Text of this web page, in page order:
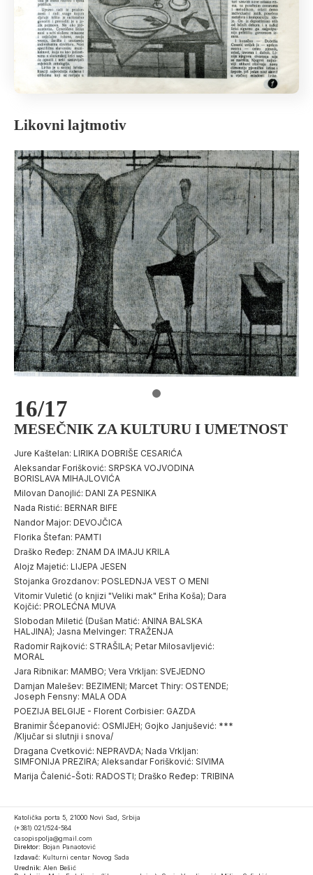
Likovni lajtmotiv
16/17
MESEČNIK ZA KULTURU I UMETNOST
Jure Kaštelan: LIRIKA DOBRIŠE CESARIĆA
Aleksandar Forišković: SRPSKA VOJVODINA
BORISLAVA MIHAJLOVIĆA
Milovan Danojlić: DANI ZA PESNIKA
Nada Ristić: BERNAR BIFE
Nandor Major: DEVOJČICA
Florika Štefan: PAMTI
Draško Ređep: ZNAM DA IMAJU KRILA
Alojz Majetić: LIJEPA JESEN
Stojanka Grozdanov: POSLEDNJA VEST O MENI
Vitomir Vuletić (o knjizi "Veliki mak" Eriha Koša); Dara
Kojčić: PROLEĆNA MUVA
Slobodan Miletić (Dušan Matić: ANINA BALSKA
HALJINA); Jasna Melvinger: TRAŽENJA
Radomir Rajković: STRAŠILA; Petar Milosavljević:
MORAL
Jara Ribnikar: MAMBO; Vera Vrkljan: SVEJEDNO
Damjan Malešev: BEZIMENI; Marcet Thiry: OSTENDE;
Joseph Fensny: MALA ODA
POEZIJA BELGIJE - Florent Corbisier: GAZDA
Branimir Šćepanović: OSMIJEH; Gojko Janjušević: ***
/Ključar si slutnji i snova/
Dragana Cvetković: NEPRAVDA; Nada Vrkljan:
SIMFONIJA PREZIRA; Aleksandar Forišković: SIVIMA
Marija Čalenić-Šoti: RADOSTI; Draško Ređep: TRIBINA
Katolička porta 5, 21000 Novi Sad, Srbija
(+381) 021/524-584
casopispolja@gmail.com
Direktor: Bojan Panaotović
Izdavač: Kulturni centar Novog Sada
Urednik: Alen Bešić